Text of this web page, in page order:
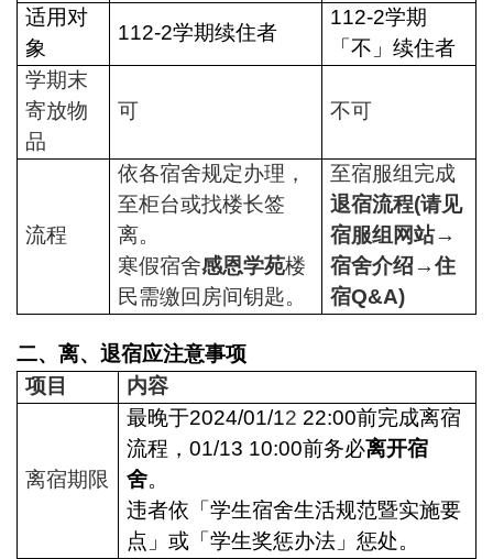
适用对
象
112-2学期续住者
112-2学期
「不」续住者
学期末
寄放物
品
可 不可
流程
依各宿舍规定办理，
至柜台或找楼长签
离。
寒假宿舍感恩学苑楼
民需缴回房间钥匙。
至宿服组完成
退宿流程(请见
宿服组网站→
宿舍介绍→住
宿Q&A)
二、离、退宿应注意事项
项目
内容
离宿期限
最晚于2024/01/12 22:00前完成离宿
流程，01/13 10:00前务必离开宿
舍。
违者依「学生宿舍生活规范暨实施要
点」或「学生奖惩办法」惩处。